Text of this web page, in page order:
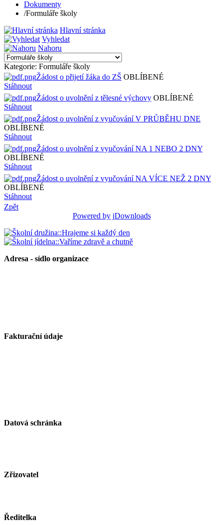
Dokumenty
/Formuláře školy
Hlavní stránka
Vyhledat
Nahoru
Kategorie: Formuláře školy
Žádost o přijetí žáka do ZŠ OBLÍBENÉ
Stáhnout
Žádost o uvolnění z tělesné výchovy OBLÍBENÉ
Stáhnout
Žádost o uvolnění z vyučování V PRŮBĚHU DNE
OBLÍBENÉ
Stáhnout
Žádost o uvolnění z vyučování NA 1 NEBO 2 DNY
OBLÍBENÉ
Stáhnout
Žádost o uvolnění z vyučování NA VÍCE NEŽ 2 DNY
OBLÍBENÉ
Stáhnout
Zpět
Powered by jDownloads
Adresa - sídlo organizace
Fakturační údaje
Datová schránka
Zřizovatel
Ředitelka